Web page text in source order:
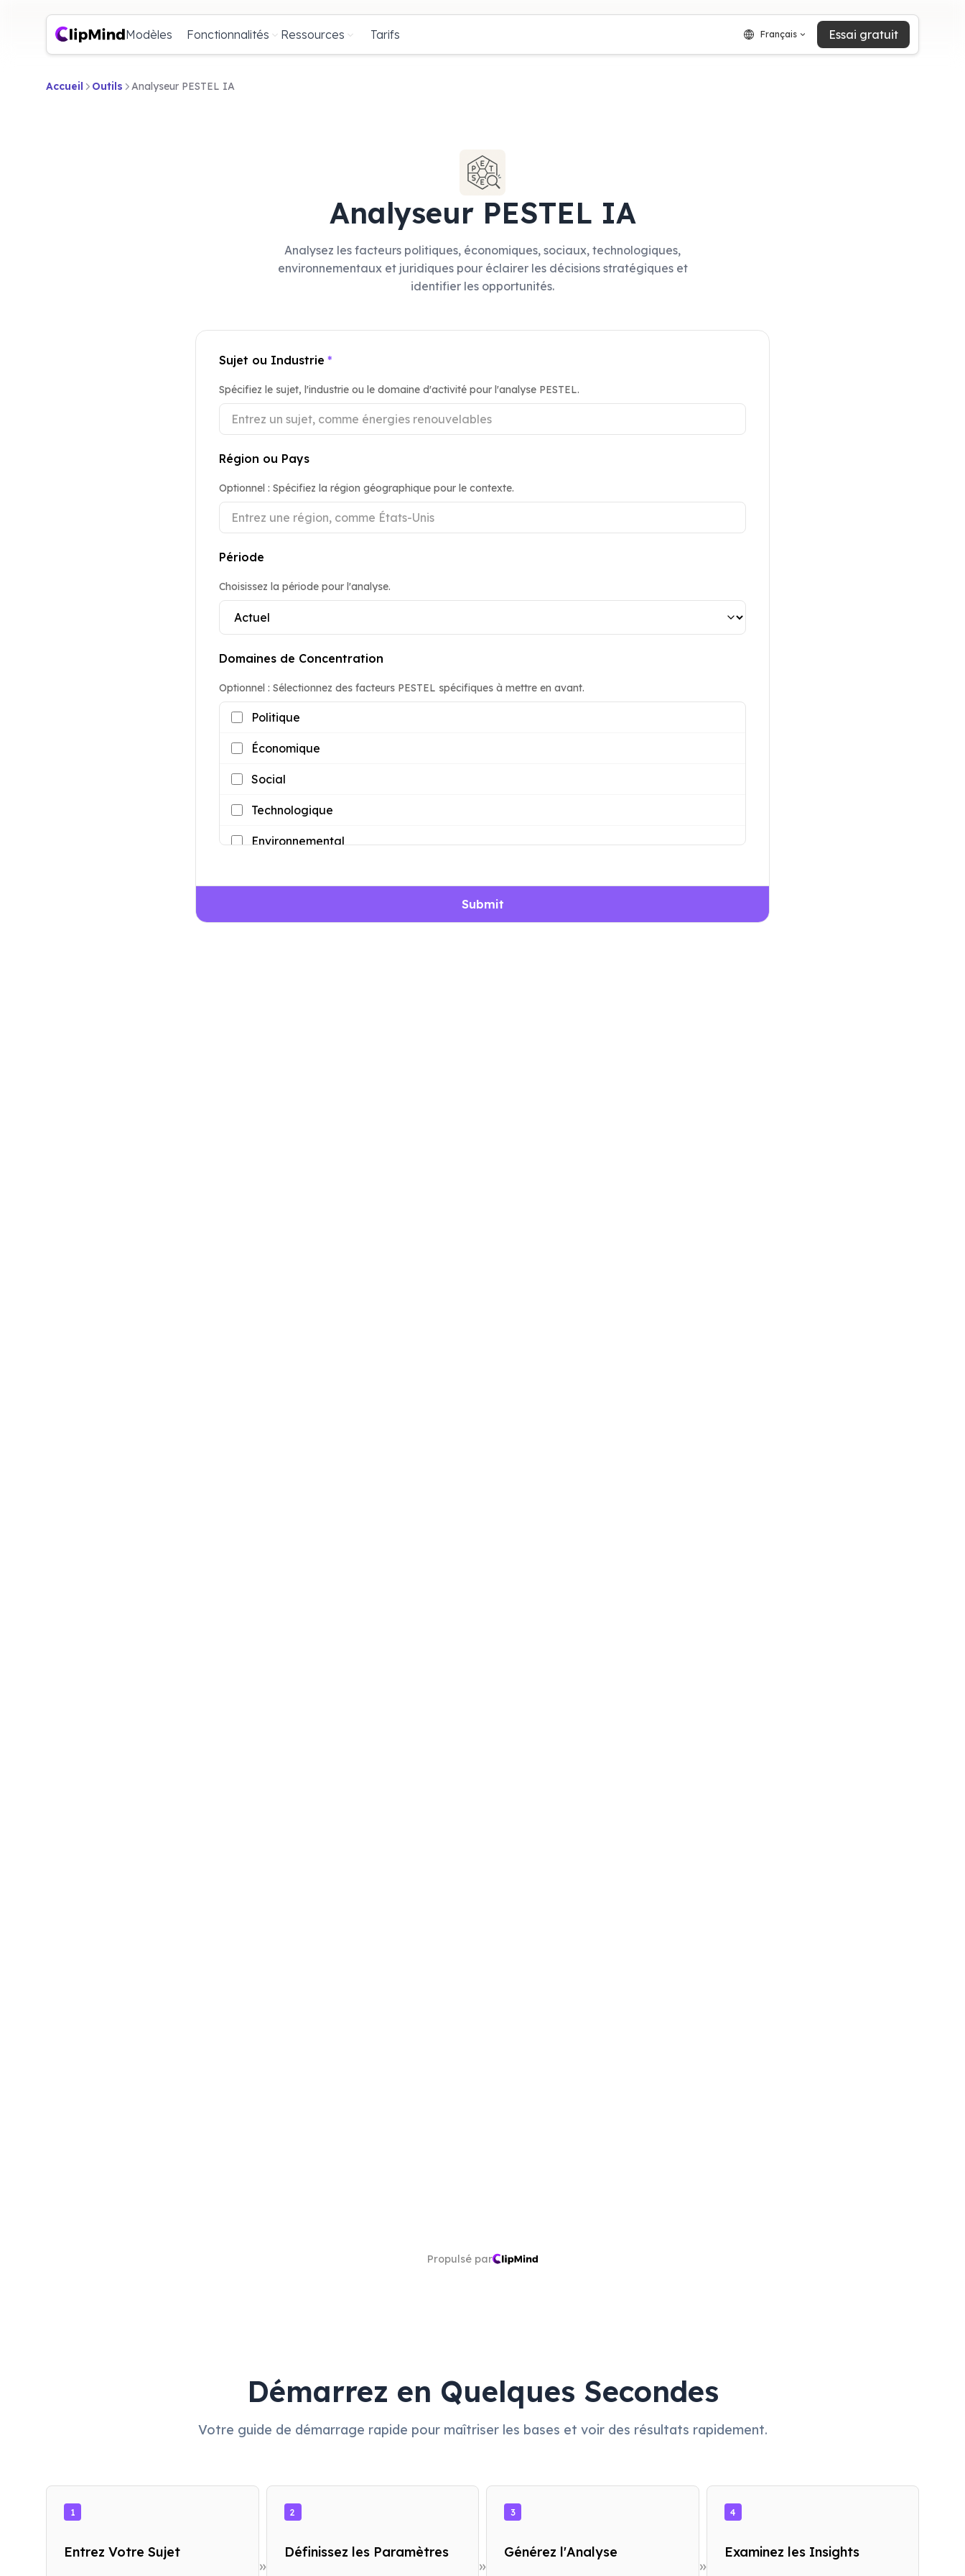
Modèles Fonctionnalités Ressources Tarifs Français Essai gratuit
Accueil Outils Analyseur PESTEL IA
Analyseur PESTEL IA
Analysez les facteurs politiques, économiques, sociaux, technologiques,
environnementaux et juridiques pour éclairer les décisions stratégiques et
identifier les opportunités.
Sujet ou Industrie *
Spécifiez le sujet, l'industrie ou le domaine d'activité pour l'analyse PESTEL.
Région ou Pays
Optionnel : Spécifiez la région géographique pour le contexte.
Période
Choisissez la période pour l'analyse.
Domaines de Concentration
Optionnel : Sélectionnez des facteurs PESTEL spécifiques à mettre en avant.
Politique
Économique
Social
Technologique
Environnemental
Submit
Propulsé par
Démarrez en Quelques Secondes
Votre guide de démarrage rapide pour maîtriser les bases et voir des résultats rapidement.
1
Entrez Votre Sujet
»
2
Définissez les Paramètres
»
3
Générez l'Analyse
»
4
Examinez les Insights